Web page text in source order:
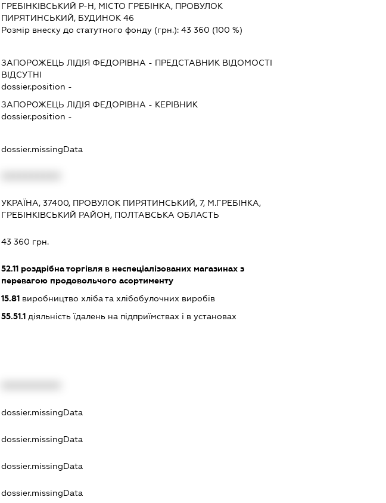
ГРЕБІНКІВСЬКИЙ Р-Н, МІСТО ГРЕБІНКА, ПРОВУЛОК
ПИРЯТИНСЬКИЙ, БУДИНОК 46
Розмір внеску до статутного фонду (грн.): 43 360 (100 %)
ЗАПОРОЖЕЦЬ ЛІДІЯ ФЕДОРІВНА - ПРЕДСТАВНИКВІДОМОСТІ
ВІДСУТНІ
dossier.position -
ЗАПОРОЖЕЦЬ ЛІДІЯ ФЕДОРІВНА - КЕРІВНИК
dossier.position -
dossier.missingData
УКРАЇНА, 37400, ПРОВУЛОК ПИРЯТИНСЬКИЙ, 7, М.ГРЕБІНКА,
ГРЕБІНКІВСЬКИЙ РАЙОН, ПОЛТАВСЬКА ОБЛАСТЬ
43 360 грн.
52.11роздрібна торгівля в неспеціалізованих магазинах з
перевагою продовольчого асортименту
15.81виробництво хліба та хлібобулочних виробів
55.51.1діяльність їдалень на підприїмствах і в установах
dossier.missingData
dossier.missingData
dossier.missingData
dossier.missingData